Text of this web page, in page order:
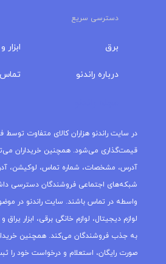
دسترسی سریع
برق
درباره‌ راندنو
ابزار
تماس
در سایت راندنو هزاران کالای متفاوت توسط
قیمت‌گذاری می‌شود. همچنین خریداران
آدرس، مشخصات، شماره تماس، لوکیشن،
شبکه‌های اجتماعی فروشندگان دسترسی
واسطه در تماس باشند. سایت راندنو در
لوازم دیجیتال، لوازم خانگی برقی، ابزار یراق
به جذب فروشندگان می‌کند. همچنین
صورت رایگان، استعلام و درخواست خود را